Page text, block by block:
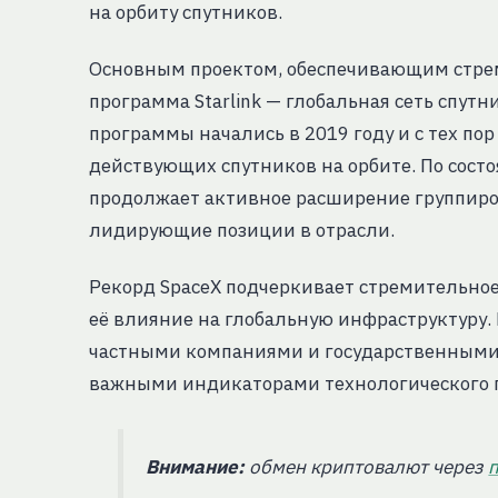
на орбиту спутников.
Основным проектом, обеспечивающим
программа Starlink — глобальная сеть
программы начались в 2019 году и с тех
действующих спутников на орбите. По
продолжает активное расширение
лидирующие позиции в отрасли.
Рекорд SpaceX подчеркивает
её влияние на глобальную
частными компаниями и
важными индикаторами технологического
Внимание:обмен криптовалют через